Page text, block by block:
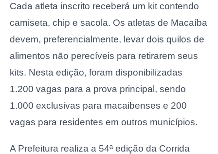
Cada atleta inscrito receberá um kit contendo
camiseta, chip e sacola. Os atletas de Macaíba
devem, preferencialmente, levar dois quilos de
alimentos não perecíveis para retirarem seus
kits. Nesta edição, foram disponibilizadas
1.200 vagas para a prova principal, sendo
1.000 exclusivas para macaibenses e 200
vagas para residentes em outros municípios.
A Prefeitura realiza a 54ª edição da Corrida